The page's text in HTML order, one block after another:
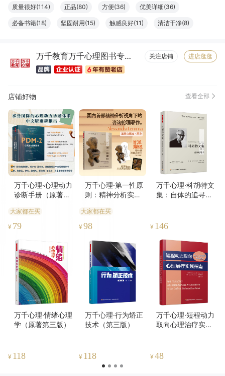
质量很好(114) 正品(80) 方便(36) 优美详细(36)
必备书籍(18) 坚固耐用(15) 触感良好(11) 清洁干净(8)
包装很好(6) 大小合适(6) 真材实料(6) 纸张精良(6)
万千教育万千心理图书专营店 关注店铺 进店逛逛
店铺好物 查看全部
万千心理·心理动力
诊断手册（原著第
念方巾】
大家都在买
¥ 79
万千心理·第一性原
则：精神分析实践
【首发限量赠“守护
伦理栖所”主题亚克
形卡】
大家都在买
¥ 98
万千心理·科胡特文
集：自体的追寻
¥ 146
万千心理·情绪心理
学（原著第三版）
¥ 118
万千心理·行为矫正
技术（第三版）
¥ 118
万千心理·短程动力
取向心理治疗实践
¥ 48